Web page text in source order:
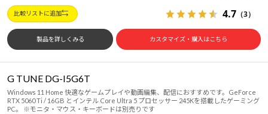
比較リストに追加 4.7 （3）
製品を詳しくみる カスタマイズ・購入はこちら
G TUNE DG-I5G6T
Windows 11 Home 快適なゲームプレイや動画編集、配信におすすめです。GeForce
RTX 5060 Ti / 16GB とインテル Core Ultra 5 プロセッサー 245Kを搭載したゲーミング
PC。 ※モニタ・マウス・キーボードは別売りです